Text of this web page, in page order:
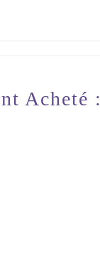
Acheté :